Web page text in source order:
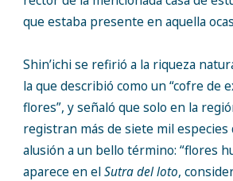
que estaba presente en aquella
Shin’ichi se refirió a la riqueza
la que describió como un “cofre de
flores”, y señaló que solo en la
registran más de siete mil especies
alusión a un bello término: “flores
aparece en elSutra del loto,